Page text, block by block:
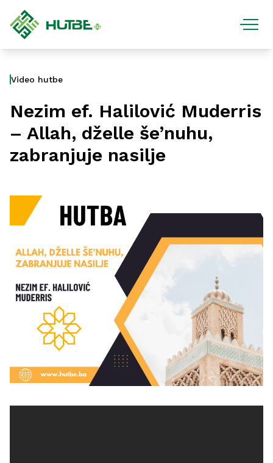
Video hutbe
Nezim ef. Halilović Muderris
– Allah, dželle še’nuhu,
zabranjuje nasilje